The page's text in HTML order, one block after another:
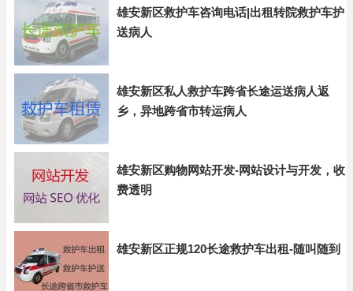
雄安新区救护车咨询电话|出租转院救护车护
送病人
雄安新区私人救护车跨省长途运送病人返
乡，异地跨省市转运病人
雄安新区购物网站开发-网站设计与开发，收
费透明
雄安新区正规120长途救护车出租-随叫随到